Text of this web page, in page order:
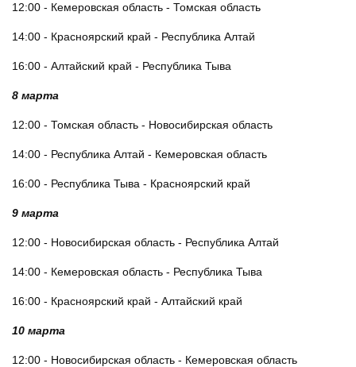
12:00 - Кемеровская область - Томская область
14:00 - Красноярский край - Республика Алтай
16:00 - Алтайский край - Республика Тыва
8 марта
12:00 - Томская область - Новосибирская область
14:00 - Республика Алтай - Кемеровская область
16:00 - Республика Тыва - Красноярский край
9 марта
12:00 - Новосибирская область - Республика Алтай
14:00 - Кемеровская область - Республика Тыва
16:00 - Красноярский край - Алтайский край
10 марта
12:00 - Новосибирская область - Кемеровская область